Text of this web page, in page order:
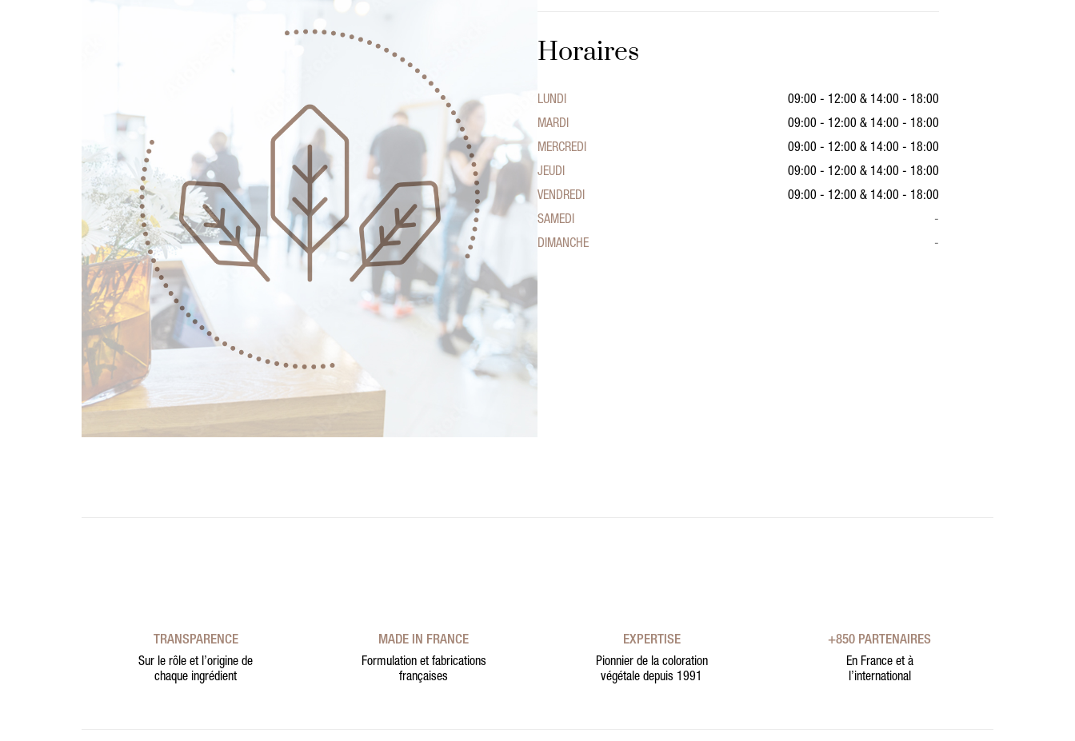
Horaires
LUNDI 09:00 - 12:00 & 14:00 - 18:00
MARDI
09:00 - 12:00 & 14:00 - 18:00
MERCREDI
09:00 - 12:00 & 14:00 - 18:00
JEUDI
09:00 - 12:00 & 14:00 - 18:00
VENDREDI
09:00 - 12:00 & 14:00 - 18:00
SAMEDI
-
DIMANCHE
-
TRANSPARENCE
Sur le rôle et l’origine de
chaque ingrédient
MADE IN FRANCE
Formulation et fabrications
françaises
EXPERTISE
Pionnier de la coloration
végétale depuis 1991
+850 PARTENAIRES
En France et à
l’international